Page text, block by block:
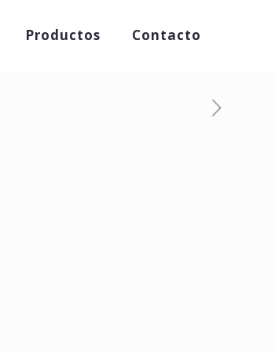
Productos Contacto